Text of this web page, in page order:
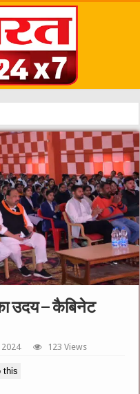
उदय – कैबिनेट
2024 123 Views
this